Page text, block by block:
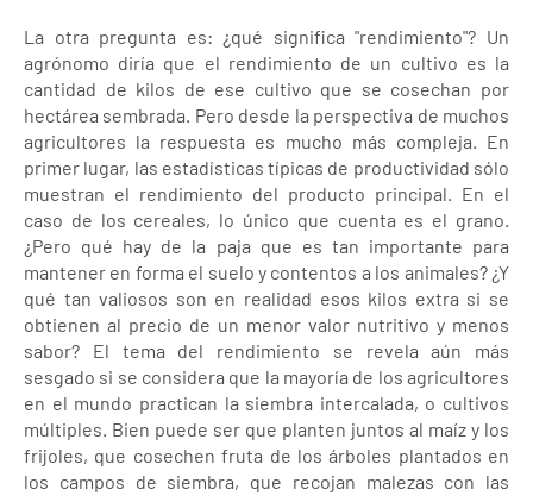
La otra pregunta es: ¿qué significa "rendimiento"? Un
agrónomo diría que el rendimiento de un cultivo es la
cantidad de kilos de ese cultivo que se cosechan por
hectárea sembrada. Pero desde la perspectiva de muchos
agricultores la respuesta es mucho más compleja. En
primer lugar, las estadísticas típicas de productividad sólo
muestran el rendimiento del producto principal. En el
caso de los cereales, lo único que cuenta es el grano.
¿Pero qué hay de la paja que es tan importante para
mantener en forma el suelo y contentos a los animales? ¿Y
qué tan valiosos son en realidad esos kilos extra si se
obtienen al precio de un menor valor nutritivo y menos
sabor? El tema del rendimiento se revela aún más
sesgado si se considera que la mayoría de los agricultores
en el mundo practican la siembra intercalada, o cultivos
múltiples. Bien puede ser que planten juntos al maíz y los
frijoles, que cosechen fruta de los árboles plantados en
los campos de siembra, que recojan malezas con las